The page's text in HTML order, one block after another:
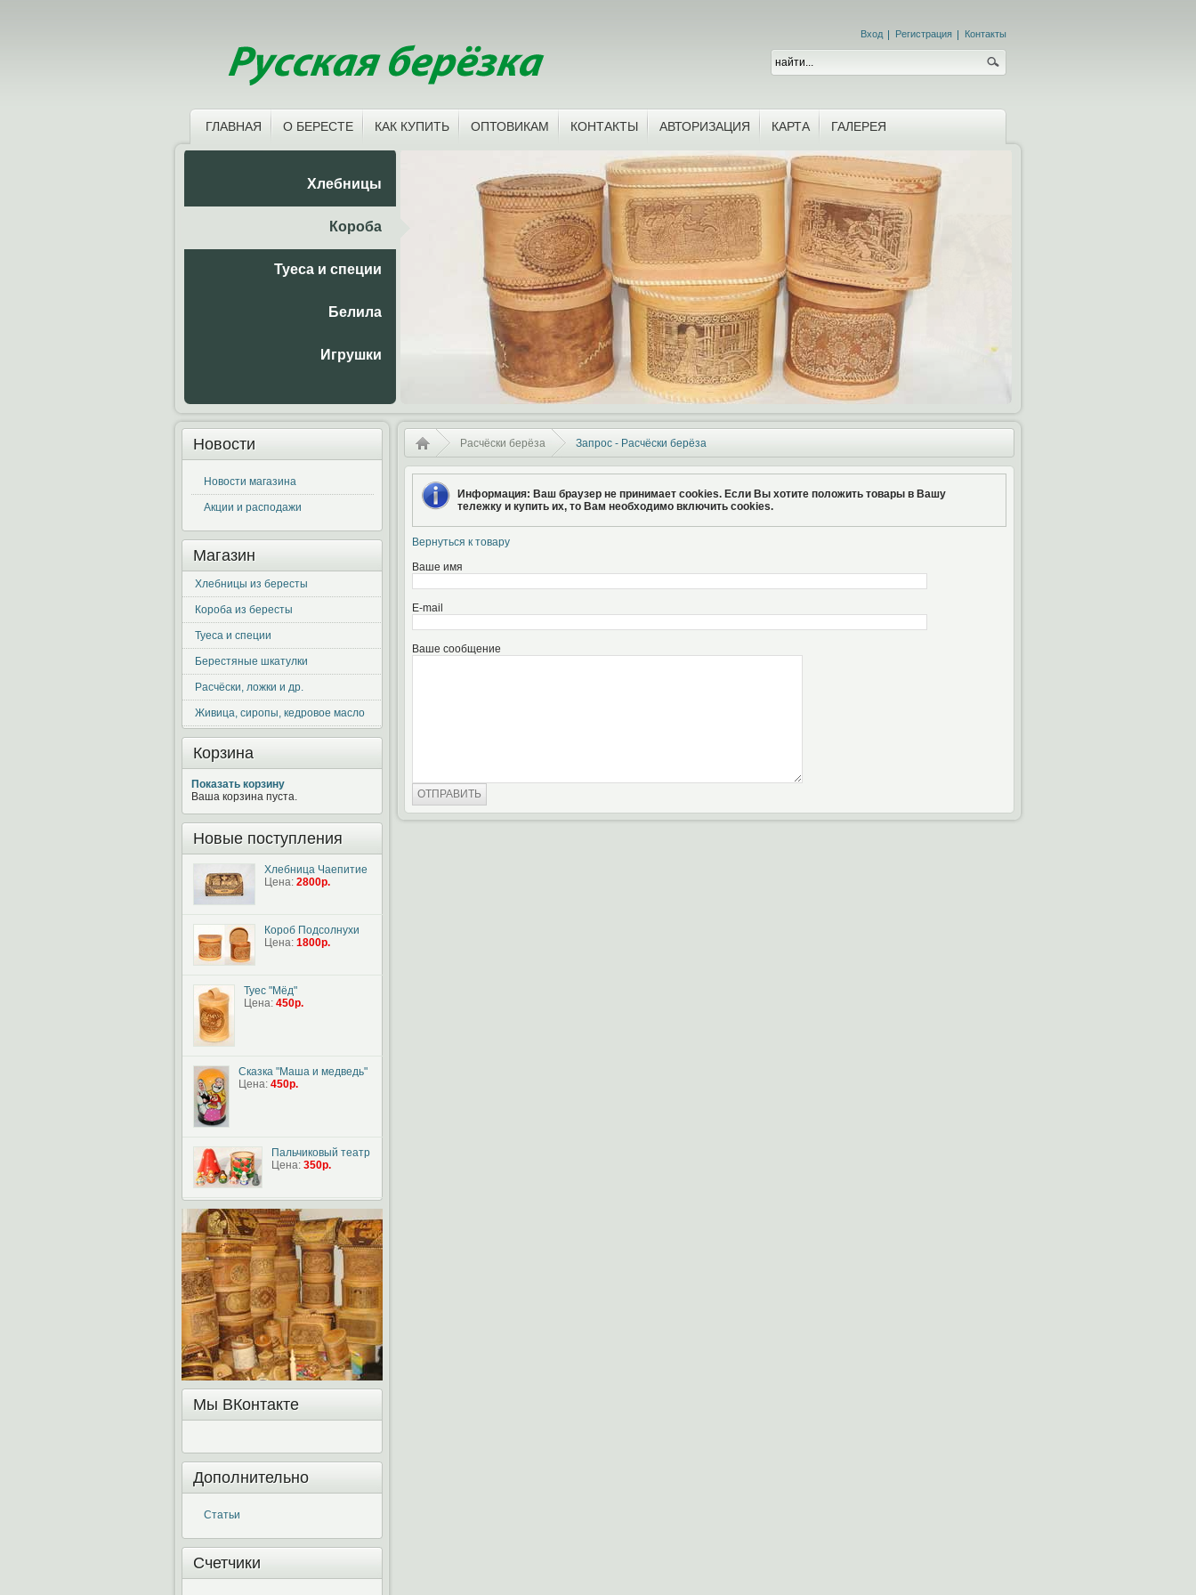
Вход Регистрация Контакты
ГЛАВНАЯ О БЕРЕСТЕ КАК КУПИТЬ ОПТОВИКАМ КОНТАКТЫ АВТОРИЗАЦИЯ КАРТА ГАЛЕРЕЯ
Хлебницы
Короба
Туеса и специи
Белила
Игрушки
Новости
Новости магазина
Акции и расподажи
Магазин
Хлебницы из бересты
Короба из бересты
Туеса и специи
Берестяные шкатулки
Расчёски, ложки и др.
Живица, сиропы, кедровое масло
Корзина
Показать корзину
Ваша корзина пуста.
Новые поступления
Хлебница Чаепитие
Цена: 2800р.
Короб Подсолнухи
Цена: 1800р.
Туес "Мёд"
Цена: 450р.
Сказка "Маша и медведь"
Цена: 450р.
Пальчиковый театр
Цена: 350р.
Мы ВКонтакте
Дополнительно
Статьи
Счетчики
Расчёски берёза Запрос - Расчёски берёза
Информация: Ваш браузер не принимает cookies. Если Вы хотите положить товары в Вашу
тележку и купить их, то Вам необходимо включить cookies.
Вернуться к товару
Ваше имя
E-mail
Ваше сообщение